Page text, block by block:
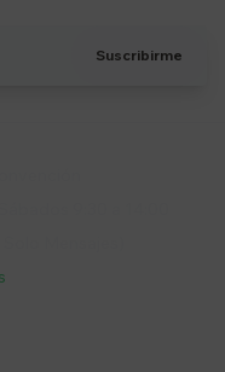
Suscribirme